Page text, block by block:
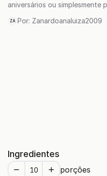
aniversários ou simplesmente
ZA Por: Zanardoanaluiza2009
Ingredientes
porções